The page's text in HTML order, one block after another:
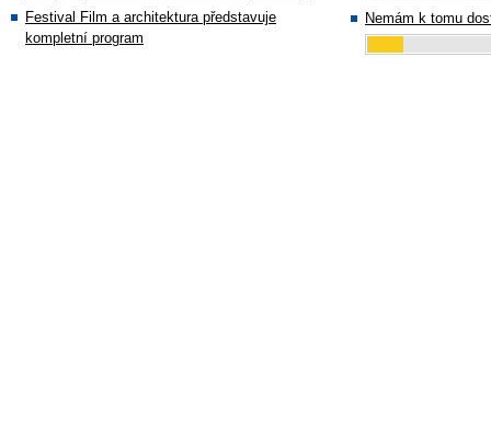
Festival Film a architektura představuje
kompletní program
Nemám k tomu